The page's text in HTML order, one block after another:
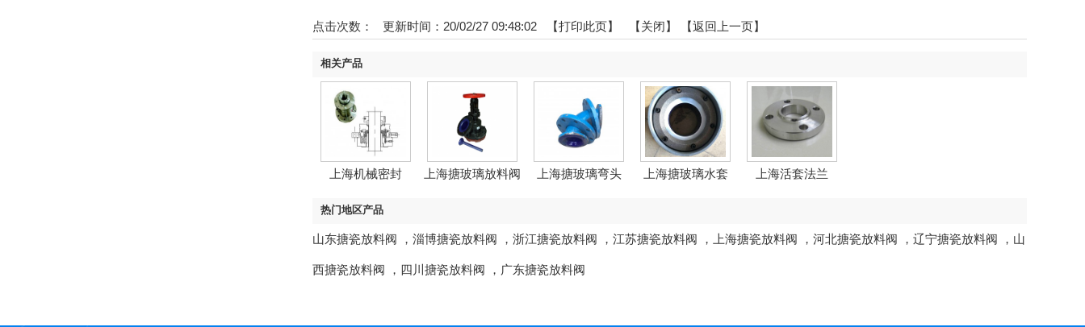
点击次数： 更新时间：20/02/27 09:48:02 【打印此页】 【关闭】 【返回上一页】
相关产品
上海机械密封 上海搪玻璃放料阀 上海搪玻璃弯头 上海搪玻璃水套 上海活套法兰
热门地区产品
山东搪瓷放料阀 ， 淄博搪瓷放料阀 ， 浙江搪瓷放料阀 ， 江苏搪瓷放料阀 ， 上海搪瓷放料阀 ， 河北搪瓷放料阀 ， 辽宁搪瓷放料阀 ， 山
西搪瓷放料阀 ， 四川搪瓷放料阀 ， 广东搪瓷放料阀